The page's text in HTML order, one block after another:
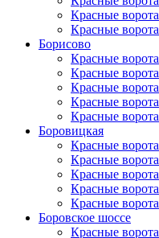
Красные ворота
Красные ворота
Борисово
Красные ворота
Красные ворота
Красные ворота
Красные ворота
Красные ворота
Боровицкая
Красные ворота
Красные ворота
Красные ворота
Красные ворота
Красные ворота
Боровское шоссе
Красные ворота